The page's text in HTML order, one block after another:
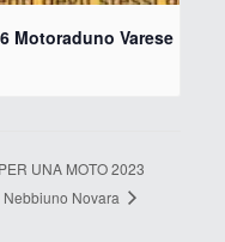
Motoraduno Varese
UNA MOTO 2023
Novara